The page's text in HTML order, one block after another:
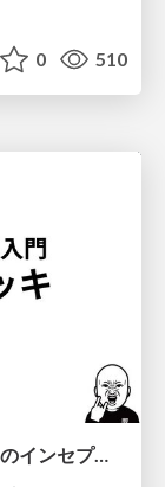
0 510
「エンジニアのための自己管理入門」のインセプションデッキ/Inception Deck of Self-Management beginner's guide book